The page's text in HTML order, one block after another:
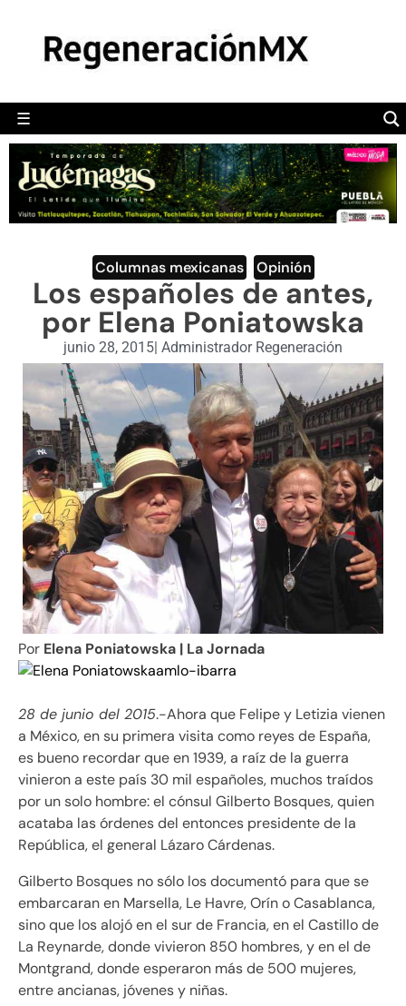
☰
POLÍTICA
CAMALEÓN
OPINIÓN
DEPORTES
ENGLISH SECTION
VIDEOS
Columnas mexicanas Opinión
Los españoles de antes,
por Elena Poniatowska
junio 28, 2015| Administrador Regeneración
Por Elena Poniatowska | La Jornada
28 de junio del 2015.-Ahora que Felipe y Letizia vienen
a México, en su primera visita como reyes de España,
es bueno recordar que en 1939, a raíz de la guerra
vinieron a este país 30 mil españoles, muchos traídos
por un solo hombre: el cónsul Gilberto Bosques, quien
acataba las órdenes del entonces presidente de la
República, el general Lázaro Cárdenas.
Gilberto Bosques no sólo los documentó para que se
embarcaran en Marsella, Le Havre, Orín o Casablanca,
sino que los alojó en el sur de Francia, en el Castillo de
La Reynarde, donde vivieron 850 hombres, y en el de
Montgrand, donde esperaron más de 500 mujeres,
entre ancianas, jóvenes y niñas.